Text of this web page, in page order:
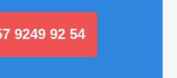
9249 92 54